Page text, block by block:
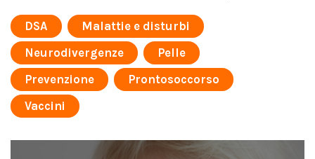
DSA
Malattie e disturbi
Neurodivergenze
Pelle
Prevenzione
Prontosoccorso
Vaccini